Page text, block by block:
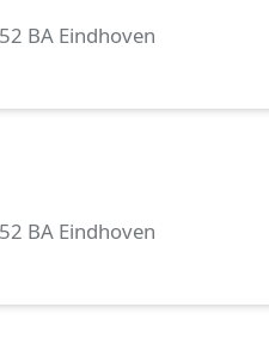
BA Eindhoven
BA Eindhoven